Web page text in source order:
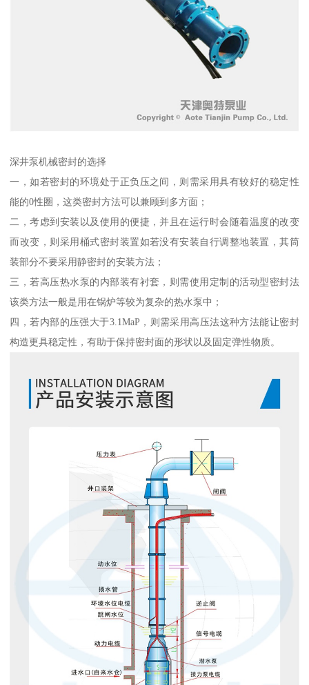
深井泵机械密封的选择
一，如若密封的环境处于正负压之间，则需采用具有较好的稳定性
能的0性圈，这类密封方法可以兼顾到多方面；
二，考虑到安装以及使用的便捷，并且在运行时会随着温度的改变
而改变，则采用桶式密封装置如若没有安装自行调整地装置，其筒
装部分不要采用静密封的安装方法；
三，若高压热水泵的内部装有衬套，则需使用定制的活动型密封法
该类方法一般是用在锅炉等较为复杂的热水泵中；
四，若内部的压强大于3.1MaP，则需采用高压法这种方法能让密封
构造更具稳定性，有助于保持密封面的形状以及固定弹性物质。